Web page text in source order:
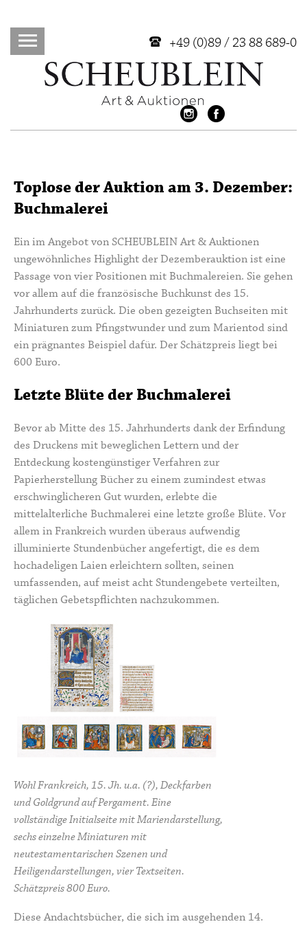
+49 (0)89 / 23 88 689-0
Toplose der Auktion am 3. Dezember:
Buchmalerei
Ein im Angebot von SCHEUBLEIN Art & Auktionen
ungewöhnliches Highlight der Dezemberauktion ist eine
Passage von vier Positionen mit Buchmalereien. Sie gehen
vor allem auf die französische Buchkunst des 15.
Jahrhunderts zurück. Die oben gezeigten Buchseiten mit
Miniaturenzum Pfingstwunder und zum Marientod sind
ein prägnantes Beispiel dafür. Der Schätzpreis liegt bei
600 Euro.
Letzte Blüte der Buchmalerei
Bevor ab Mitte des 15. Jahrhunderts dank derErfindung
des Druckens mit beweglichen Lettern und der
Entdeckungkostengünstiger Verfahren zur
PapierherstellungBücher zu einem zumindest etwas
erschwinglicheren Gut wurden, erlebte die
mittelalterliche Buchmalerei eine letzte große Blüte. Vor
allem in Frankreich wurden überaus aufwendig
illuminierte Stundenbücher angefertigt, die es dem
hochadeligen Laien erleichtern sollten, seinen
umfassenden, auf meist achtStundengebete verteilten,
täglichen Gebetspflichten nachzukommen.
Wohl Frankreich, 15. Jh. u.a. (?), Deckfarben
und Goldgrund auf Pergament.Eine
vollständige Initialseite mit Mariendarstellung,
sechs einzelne Miniaturen mit
neutestamentarischen Szenen und
Heiligendarstellungen, vier Textseiten.
Schätzpreis 800 Euro.
Diese Andachtsbücher, die sich im ausgehenden 14.